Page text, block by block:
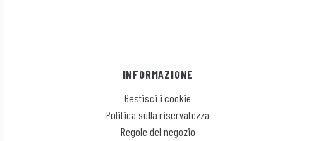
INFORMAZIONE
Gestisci i cookie
Politica sulla riservatezza
Regole del negozio